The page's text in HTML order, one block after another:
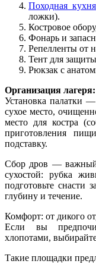
Походная
ложки).
Костровое
Фонарь и
Репелленты от
Тент для
Рюкзак с
Организация
Установка палатки
сухое место,
место для костра
приготовления
подставку.
Сбор дров — важный
сухостой: рубка
подготовьте снасти
глубину и течение.
Комфорт: от дикого
Если вы
хлопотами,
Такие площадки